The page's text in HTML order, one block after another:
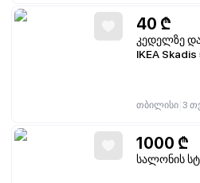
40 ₾
კედელზე
IKEA
თბილისი 3
1000 ₾
სალონის